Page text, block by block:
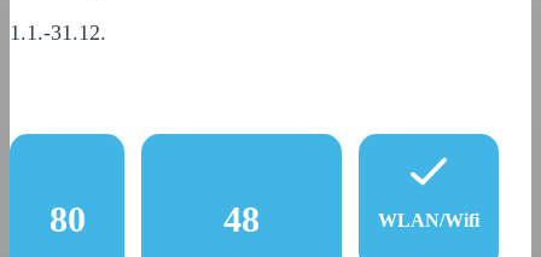
1.1.-31.12.
80 48 WLAN/Wifi